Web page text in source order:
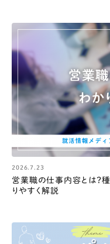
2026.7.23
営業職の仕事内容とは？
りやすく解説